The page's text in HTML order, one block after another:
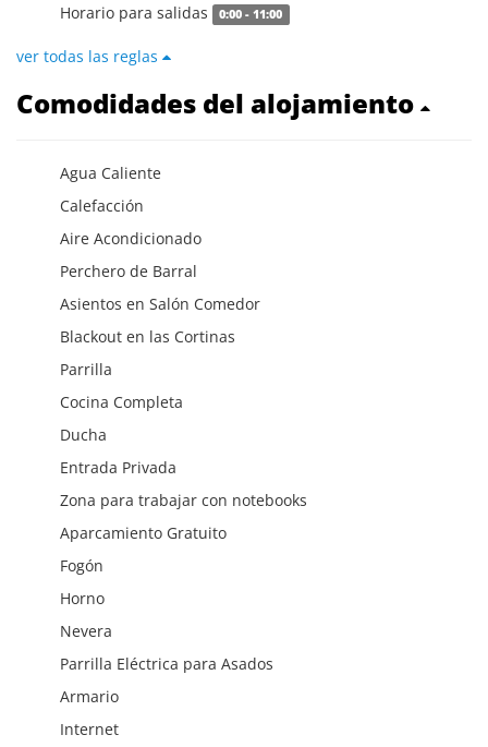
Horario para salidas 0:00 - 11:00
ver todas las reglas
Comodidades del alojamiento
Agua Caliente
Calefacción
Aire Acondicionado
Perchero de Barral
Asientos en Salón Comedor
Blackout en las Cortinas
Parrilla
Cocina Completa
Ducha
Entrada Privada
Zona para trabajar con notebooks
Aparcamiento Gratuito
Fogón
Horno
Nevera
Parrilla Eléctrica para Asados
Armario
Internet